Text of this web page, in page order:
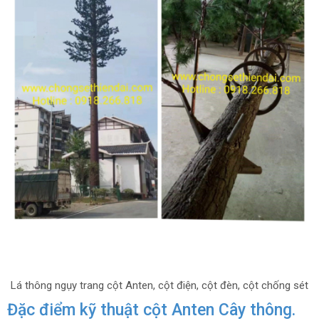
Lá thông ngụy trang cột Anten, cột điện, cột đèn, cột chống sét
Đặc điểm kỹ thuật cột Anten Cây thông.